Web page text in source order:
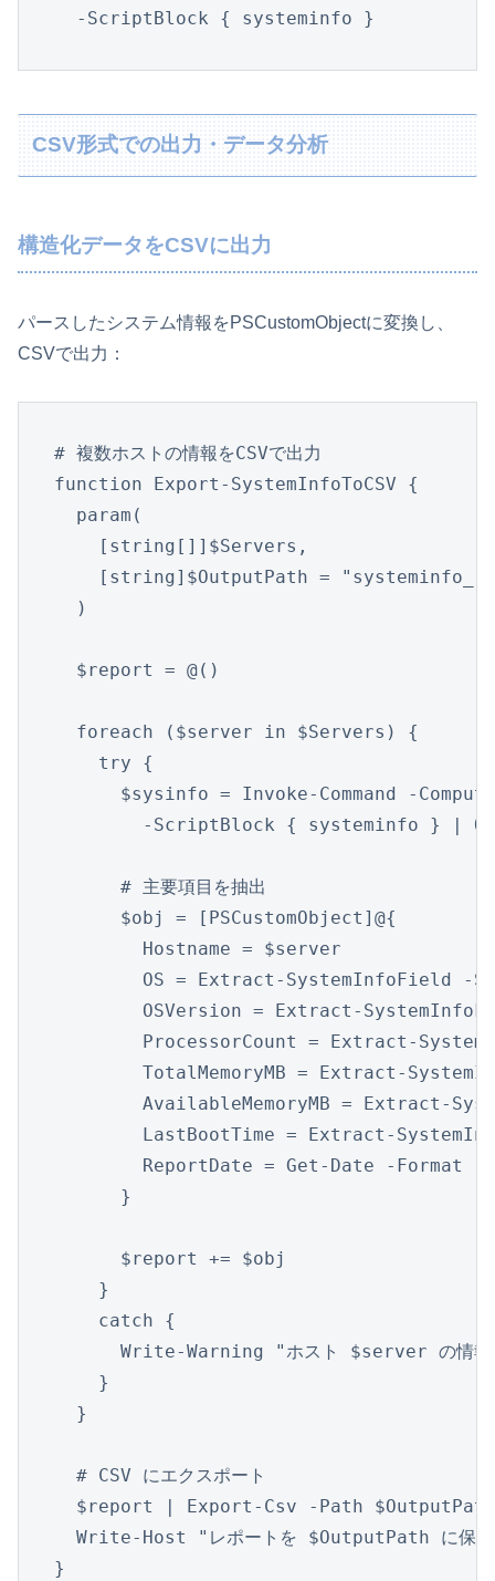
  -ScriptBlock { systeminfo }
CSV形式での出力・データ分析
構造化データをCSVに出力
パースしたシステム情報をPSCustomObjectに変換し、
CSVで出力：
# 複数ホストの情報をCSVで出力
function Export-SystemInfoToCSV {
  param(
    [string[]]$Servers,
[string]$OutputPath =
  )
  $report = @()
  foreach ($server in $Servers) {
    try {
$sysinfo = Invoke-Command -
-ScriptBlock { systeminfo } |
      # 主要項目を抽出
      $obj = [PSCustomObject]@{
        Hostname = $server
OS = Extract-SystemInfoField -
OSVersion = Extract-
ProcessorCount = Extract-
TotalMemoryMB = Extract-
AvailableMemoryMB = Extract-
LastBootTime = Extract-
ReportDate = Get-Date -Format
      }
      $report += $obj
    }
    catch {
Write-Warning "ホスト $server の情
    }
  }
  # CSV にエクスポート
$report | Export-Csv -Path
Write-Host "レポートを $OutputPath に保存
}